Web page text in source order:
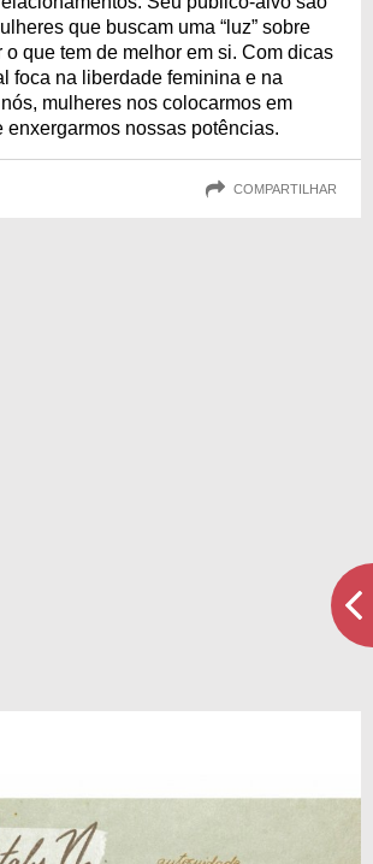
que buscam uma “luz” sobre
o que tem de melhor em si. Com dicas
foca na liberdade feminina e na
mulheres nos colocarmos em
enxergarmos nossas potências.
COMPARTILHAR